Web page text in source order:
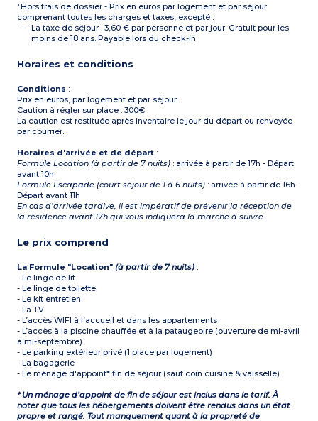
dans les PMR*), sèche-
cheveux, miroir grossissant
* PMR : Personne à
mobilité réduite
¹Hors frais de dossier - Prix en euros par logement et par séjour
comprenant toutes les charges et taxes, excepté :
La taxe de séjour : 3,60 € par personne et par jour. Gratuit pour les
moins de 18 ans. Payable lors du check-in.
Horaires et conditions
Conditions :
Prix en euros, par logement et par séjour.
Caution à régler sur place : 300€
La caution est restituée après inventaire le jour du départ ou renvoyée
par courrier.
Horaires d'arrivée et de départ :
Formule Location (à partir de 7 nuits) : arrivée à partir de 17h - Départ
avant 10h
Formule Escapade (court séjour de 1 à 6 nuits) : arrivée à partir de 16h -
Départ avant 11h
En cas d’arrivée tardive, il est impératif de prévenir la réception de
la résidence avant 17h qui vous indiquera la marche à suivre
Le prix comprend
La Formule "Location"(à partir de 7 nuits) :
- Le linge de lit
- Le linge de toilette
- Le kit entretien
- La TV
- L’accès WIFI à l’accueil et dans les appartements
- L’accès à la piscine chauffée et à la pataugeoire (ouverture de mi-avril
à mi-septembre)
- Le parking extérieur privé (1 place par logement)
- La bagagerie
- Le ménage d'appoint* fin de séjour (sauf coin cuisine & vaisselle)
* Un ménage d’appoint de fin de séjour est inclus dans le tarif. À
noter que tous les hébergements doivent être rendus dans un état
propre et rangé. Tout manquement quant à la propreté de